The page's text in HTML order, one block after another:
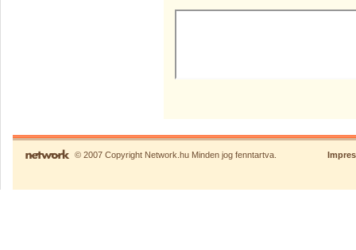
© 2007 Copyright Network.hu Minden jog fenntartva.